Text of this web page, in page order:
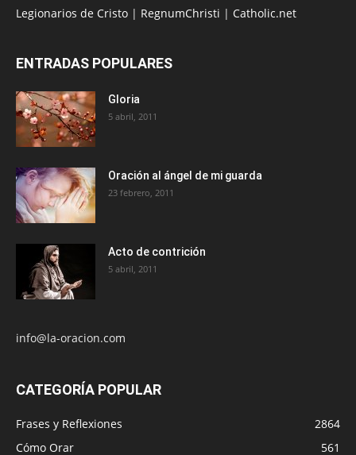
Legionarios de Cristo | RegnumChristi | Catholic.net
ENTRADAS POPULARES
Gloria
5 abril, 2011
Oración al ángel de mi guarda
23 febrero, 2011
Acto de contrición
5 abril, 2011
info@la-oracion.com
CATEGORÍA POPULAR
Frases y Reflexiones
2864
Cómo Orar
561